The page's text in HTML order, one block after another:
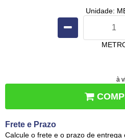
Unidade:
à
Frete e Prazo
Calcule o frete e o prazo de entrega